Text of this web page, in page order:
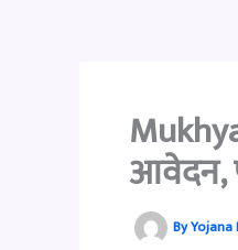
आवेदन,
ByYojana